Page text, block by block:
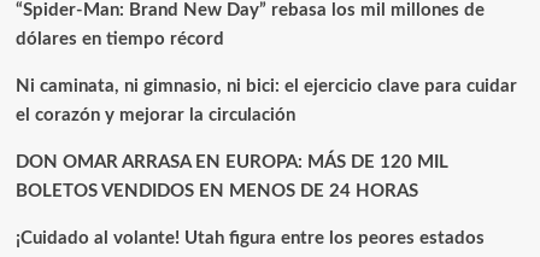
“Spider-Man: Brand New Day” rebasa los mil millones de
dólares en tiempo récord
Ni caminata, ni gimnasio, ni bici: el ejercicio clave para cuidar
el corazón y mejorar la circulación
DON OMAR ARRASA EN EUROPA: MÁS DE 120 MIL
BOLETOS VENDIDOS EN MENOS DE 24 HORAS
¡Cuidado al volante! Utah figura entre los peores estados